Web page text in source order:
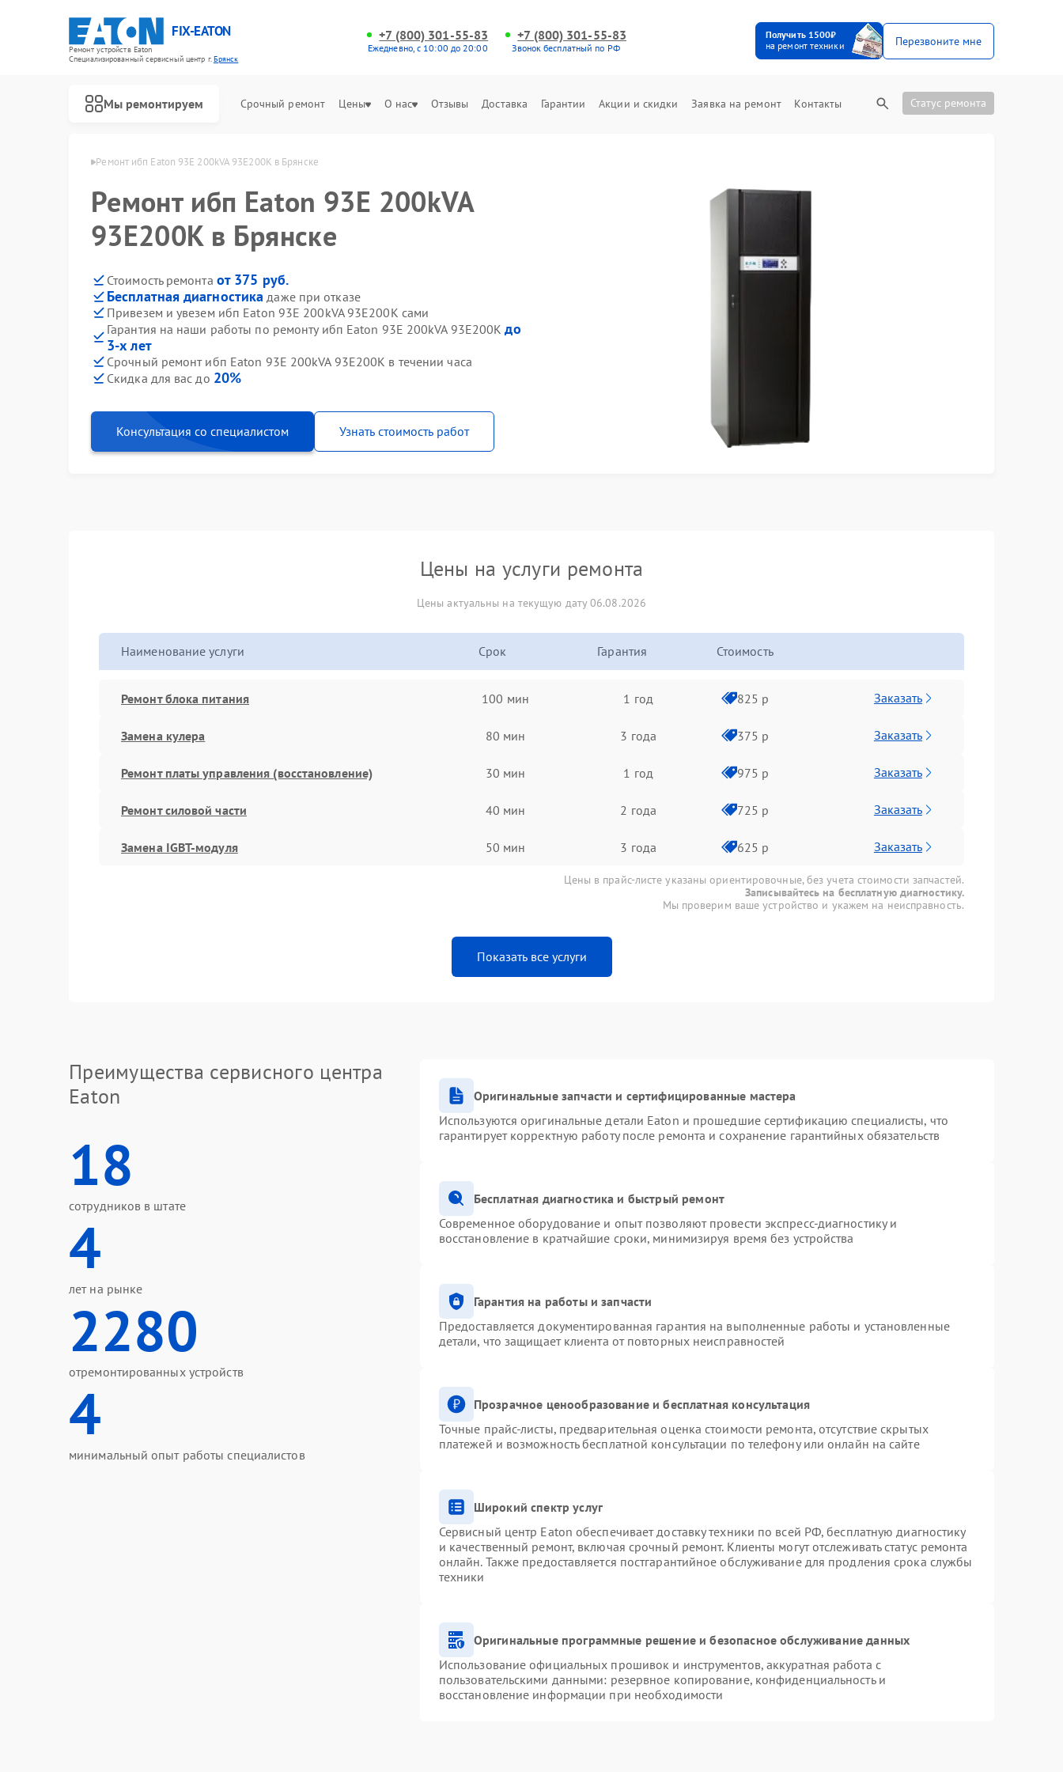
FIX-EATON
Ремонт устройств Eaton
Специализированный cервисный центр г.Брянск
+7 (800) 301-55-83
Ежедневно, с 10:00 до 20:00
+7 (800) 301-55-83
Звонок бесплатный по РФ
Получить 1500₽
на ремонт техники
Перезвоните мне
Мы ремонтируем Срочный ремонт Цены О нас Отзывы Доставка Гарантии Акции и скидки Заявка на ремонт Контакты Статус ремонта
Eaton в Брянске Ремонт ибп Eaton 93E 200kVA 93E200K в Брянске
Ремонт ибп Eaton 93E 200kVA
93E200K в Брянске
Стоимость ремонта от 375 руб.
Бесплатная диагностика даже при отказе
Привезем и увезем ибп Eaton 93E 200kVA 93E200K сами
Гарантия на наши работы по ремонту ибп Eaton 93E 200kVA 93E200Kдо
3-х лет
Срочный ремонт ибп Eaton 93E 200kVA 93E200K в течении часа
Скидка для вас до 20%
Консультация со специалистом Узнать стоимость работ
Цены на услуги ремонта
Цены актуальны на текущую дату 06.08.2026
Наименование услуги Срок Гарантия Стоимость
Ремонт блока питания 100 мин 1 год 825 р Заказать
Замена кулера 80 мин 3 года 375 р Заказать
Ремонт платы управления (восстановление) 30 мин 1 год 975 р Заказать
Ремонт силовой части 40 мин 2 года 725 р Заказать
Замена IGBT-модуля 50 мин 3 года 625 р Заказать
Цены в прайс-листе указаны ориентировочные, без учета стоимости запчастей.
Записывайтесь на бесплатную диагностику.
Мы проверим ваше устройство и укажем на неисправность.
Показать все услуги
Преимущества сервисного центра
Eaton
18
сотрудников в штате
4
лет на рынке
2280
отремонтированных устройств
4
минимальный опыт работы специалистов
Оригинальные запчасти и сертифицированные мастера
Используются оригинальные детали Eaton и прошедшие сертификацию специалисты, что
гарантирует корректную работу после ремонта и сохранение гарантийных обязательств
Бесплатная диагностика и быстрый ремонт
Современное оборудование и опыт позволяют провести экспресс-диагностику и
восстановление в кратчайшие сроки, минимизируя время без устройства
Гарантия на работы и запчасти
Предоставляется документированная гарантия на выполненные работы и установленные
детали, что защищает клиента от повторных неисправностей
Прозрачное ценообразование и бесплатная консультация
Точные прайс-листы, предварительная оценка стоимости ремонта, отсутствие скрытых
платежей и возможность бесплатной консультации по телефону или онлайн на сайте
Широкий спектр услуг
Сервисный центр Eaton обеспечивает доставку техники по всей РФ, бесплатную диагностику
и качественный ремонт, включая срочный ремонт. Клиенты могут отслеживать статус ремонта
онлайн. Также предоставляется постгарантийное обслуживание для продления срока службы
техники
Оригинальные программные решение и безопасное обслуживание данных
Использование официальных прошивок и инструментов, аккуратная работа с
пользовательскими данными: резервное копирование, конфиденциальность и
восстановление информации при необходимости